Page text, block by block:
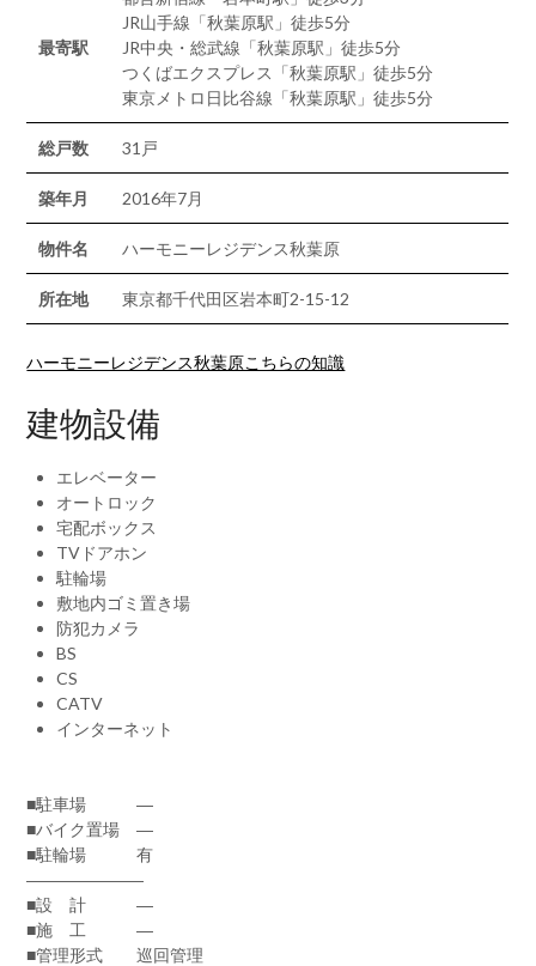
最寄駅
JR山手線「秋葉原駅」徒歩5分
JR中央・総武線「秋葉原駅」徒歩5分
つくばエクスプレス「秋葉原駅」徒歩5分
東京メトロ日比谷線「秋葉原駅」徒歩5分
総戸数 31戸
築年月 2016年7月
物件名 ハーモニーレジデンス秋葉原
所在地 東京都千代田区岩本町2-15-12
ハーモニーレジデンス秋葉原こちらの知識
建物設備
エレベーター
オートロック
宅配ボックス
TVドアホン
駐輪場
敷地内ゴミ置き場
防犯カメラ
BS
CS
CATV
インターネット
■駐車場 ―
■バイク置場 ―
■駐輪場 有
―――――――
■設 計 ―
■施 工 ―
■管理形式 巡回管理